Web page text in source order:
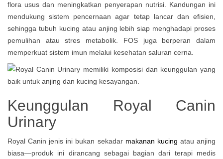
flora usus dan meningkatkan penyerapan nutrisi. Kandungan ini
mendukung sistem pencernaan agar tetap lancar dan efisien,
sehingga tubuh kucing atau anjing lebih siap menghadapi proses
pemulihan atau stres metabolik. FOS juga berperan dalam
memperkuat sistem imun melalui kesehatan saluran cerna.
Keunggulan Royal Canin
Urinary
Royal Canin jenis ini bukan sekadar makanan kucing atau anjing
biasa—produk ini dirancang sebagai bagian dari terapi medis